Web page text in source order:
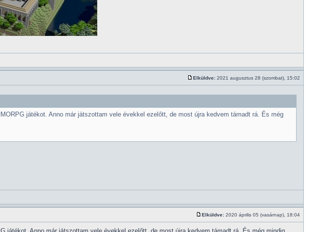
Elküldve: 2021 augusztus 28 (szombat), 15:02
játékot. Anno már játszottam vele évekkel ezelőtt, de most újra kedvem támadt rá. És még
Elküldve: 2020 április 05 (vasárnap), 18:04